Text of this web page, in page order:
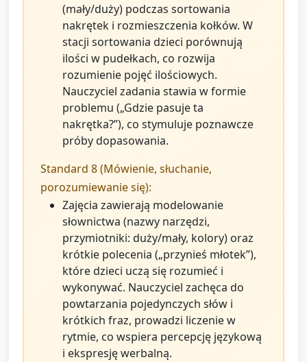
(mały/duży) podczas sortowania
nakrętek i rozmieszczenia kołków. W
stacji sortowania dzieci porównują
ilości w pudełkach, co rozwija
rozumienie pojęć ilościowych.
Nauczyciel zadania stawia w formie
problemu („Gdzie pasuje ta
nakrętka?”), co stymuluje poznawcze
próby dopasowania.
Standard 8 (Mówienie, słuchanie,
porozumiewanie się):
Zajęcia zawierają modelowanie
słownictwa (nazwy narzędzi,
przymiotniki: duży/mały, kolory) oraz
krótkie polecenia („przynieś młotek”),
które dzieci uczą się rozumieć i
wykonywać. Nauczyciel zachęca do
powtarzania pojedynczych słów i
krótkich fraz, prowadzi liczenie w
rytmie, co wspiera percepcję językową
i ekspresję werbalną.